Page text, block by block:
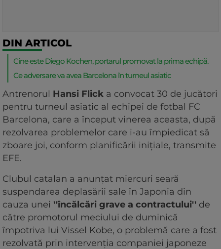
DIN ARTICOL
Cine este Diego Kochen, portarul promovat la prima echipă.
Ce adversare va avea Barcelona în turneul asiatic
Antrenorul Hansi Flick a convocat 30 de jucători
pentru turneul asiatic al echipei de fotbal FC
Barcelona, care a început vinerea aceasta, după
rezolvarea problemelor care i-au împiedicat să
zboare joi, conform planificării iniţiale, transmite
EFE.
Clubul catalan a anunţat miercuri seară
suspendarea deplasării sale în Japonia din
cauza unei ''încălcări grave a contractului'' de
către promotorul meciului de duminică
împotriva lui Vissel Kobe, o problemă care a fost
rezolvată prin intervenţia companiei japoneze